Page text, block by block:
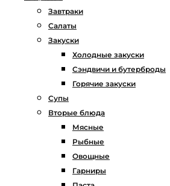
Завтраки
Салаты
Закуски
Холодные закуски
Сэндвичи и бутерброды
Горячие закуски
Супы
Вторые блюда
Мясные
Рыбные
Овощные
Гарниры